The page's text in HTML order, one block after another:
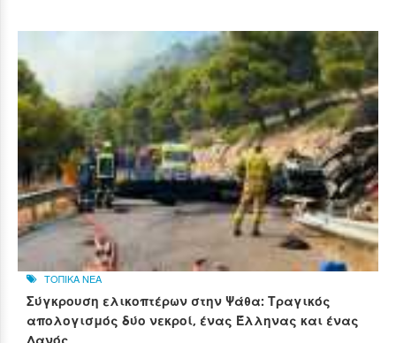
ΤΟΠΙΚΑ ΝΕΑ
Σύγκρουση ελικοπτέρων στην Ψάθα: Τραγικός
απολογισμός δύο νεκροί, ένας Έλληνας και ένας